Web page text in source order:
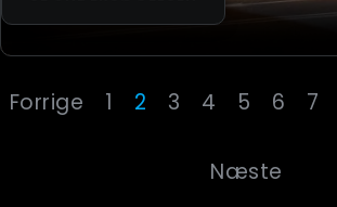
Forrige 1 2 3 4 5 6 7
Næste